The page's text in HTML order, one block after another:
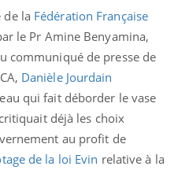
de la Fédération Française
le Pr Amine Benyamina,
communiqué de presse de
Danièle Jourdain
qui fait déborder le vase
déjà les choix
au profit de
de la loi Evin relative à la